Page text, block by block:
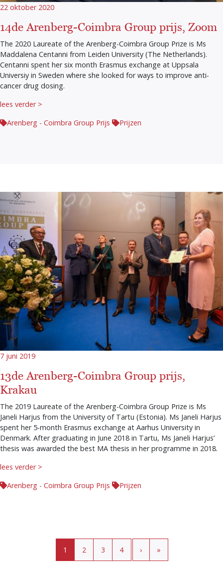
22 oktober 2020
14de Arenberg-Coimbra Group prijs, Zoom
The 2020 Laureate of the Arenberg-Coimbra Group Prize is Ms
Maddalena Centanni from Leiden University (The Netherlands).
Centanni spent her six month Erasmus exchange at Uppsala
Universiy in Sweden where she looked for ways to improve anti-
cancer drug dosing.
lees verder >
Arenberg - Coimbra Group Prijs
Prijzen
7 juni 2019
13de Arenberg-Coimbra Group prijs,
Krakau
The 2019 Laureate of the Arenberg-Coimbra Group Prize is Ms
Janeli Harjus from the University of Tartu (Estonia). Ms Janeli Harjus
spent her 5-month Erasmus exchange at Aarhus University in
Denmark. After graduating in June 2018 in Tartu, Ms Janeli Harjus’
thesis was awarded the best MA thesis in her programme in 2018.
lees verder >
Arenberg - Coimbra Group Prijs
Prijzen
Huidige pagina
1 Pagina
2 Pagina
3 Pagina
4 ›› »»